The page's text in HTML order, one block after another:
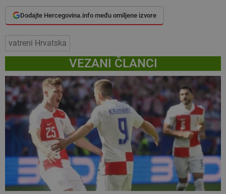
Dodajte Hercegovina.info među omiljene izvore
vatreni Hrvatska
VEZANI ČLANCI